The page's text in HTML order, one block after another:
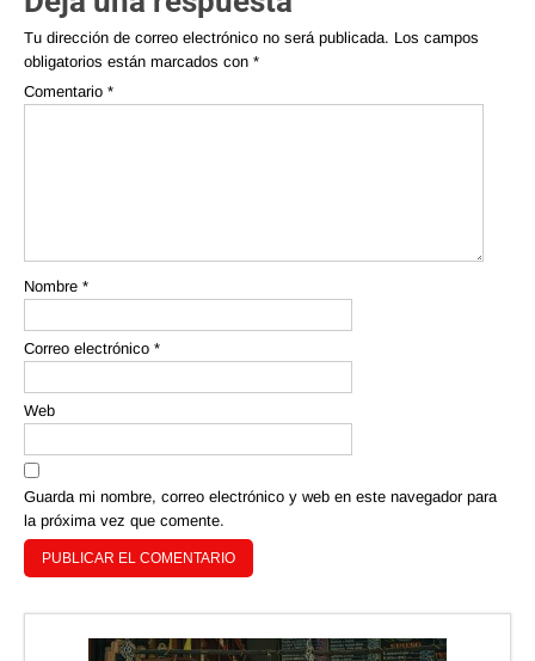
Tu dirección de correo electrónico no será publicada. Los campos
obligatorios están marcados con *
Comentario *
Nombre *
Correo electrónico *
Web
Guarda mi nombre, correo electrónico y web en este navegador para
la próxima vez que comente.